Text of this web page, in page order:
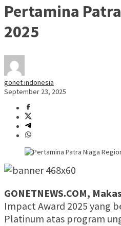
Pertamina
2025
gonet indonesia
September 23, 2025
GONETNEWS.COM,
Impact Award 2025 yang
Platinum atas program